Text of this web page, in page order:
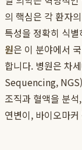
의 핵심은 각 환자
특성을 정확히 식
원은 이 분야에서
합니다. 병원은 차
Sequencing,
조직과 혈액을 분
연변이, 바이오마